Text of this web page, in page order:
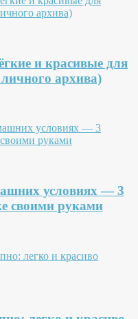
и красивые для
архива)
условиях — 3
своими руками